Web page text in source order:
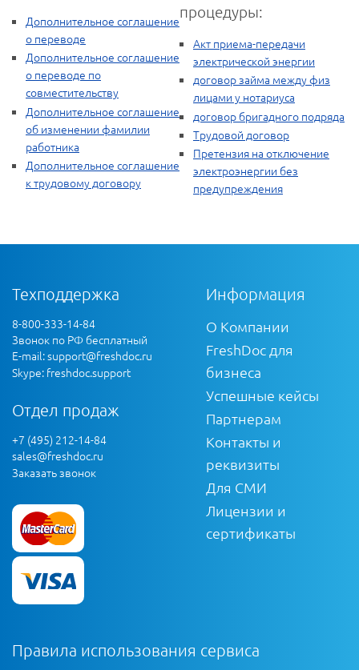
Дополнительное соглашение
о переводе
Дополнительное соглашение
о переводе по
совместительству
Дополнительное соглашение
об изменении фамилии
работника
Дополнительное соглашение
к трудовому договору
процедуры:
Акт приема-передачи
электрической энергии
договор займа между физ
лицами у нотариуса
договор бригадного подряда
Трудовой договор
Претензия на отключение
электроэнергии без
предупреждения
Техподдержка
8-800-333-14-84
Звонок по РФ бесплатный
E-mail:support@freshdoc.ru
Skype: freshdoc.support
Отдел продаж
+7 (495) 212-14-84
sales@freshdoc.ru
Заказать звонок
Информация
О Компании
FreshDoc для
бизнеса
Успешные кейсы
Партнерам
Контакты и
реквизиты
Для СМИ
Лицензии и
сертификаты
Правила использования сервиса